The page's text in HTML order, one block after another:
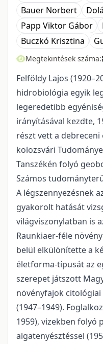
Bauer Norbert
Papp Viktor Gábor
Buczkó Krisztina
Megtekintések száma:
Felföldy Lajos
hidrobiológia egyik
legeredetibb
irányításával kezdte,
részt vett a debreceni
kolozsvári
Tanszékén folyó
Számos
A légszennyezésnek
gyakorolt hatását
világviszonylatban is
Raunkiaer-féle
belül elkülönítette a
életforma-típusát az
szerepet játszott
növényfajok
(1947–1949).
1959), vizekben folyó
algatenyésztéssel